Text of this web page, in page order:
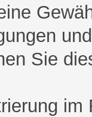
Sie